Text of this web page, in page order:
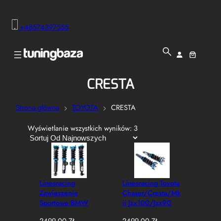
+48574397555
CRESTA
Strona główna TOYOTA
CRESTA
Wyświetlanie wszystkich wyników: 3P
o
o
t
o
w
a
n
Linesracing
Zawieszenie
Sportowe BMW
Linesracing Toyota
Chaser/cresta/mk
Ii Jzx100/jzx90